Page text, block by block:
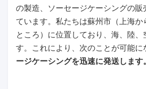
の製造、ソーセージケーシングの販
ています。私たちは蘇州市（上海か
ところ）に位置しており、海、陸
す。これにより、次のことが可能に
ージケーシングを迅速に発送します。